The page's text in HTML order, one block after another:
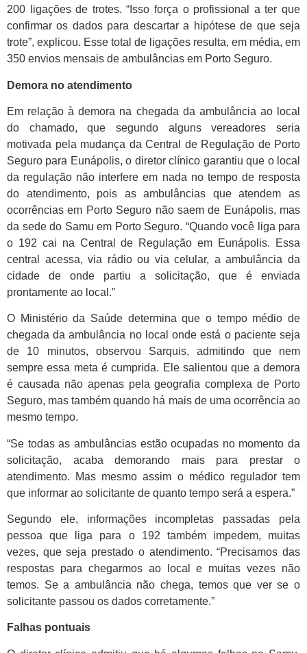
200 ligações de trotes. “Isso força o profissional a ter que
confirmar os dados para descartar a hipótese de que seja
trote”, explicou. Esse total de ligações resulta, em média, em
350 envios mensais de ambulâncias em Porto Seguro.
Demora no atendimento
Em relação à demora na chegada da ambulância ao local
do chamado, que segundo alguns vereadores seria
motivada pela mudança da Central de Regulação de Porto
Seguro para Eunápolis, o diretor clínico garantiu que o local
da regulação não interfere em nada no tempo de resposta
do atendimento, pois as ambulâncias que atendem as
ocorrências em Porto Seguro não saem de Eunápolis, mas
da sede do Samu em Porto Seguro. “Quando você liga para
o 192 cai na Central de Regulação em Eunápolis. Essa
central acessa, via rádio ou via celular, a ambulância da
cidade de onde partiu a solicitação, que é enviada
prontamente ao local.”
O Ministério da Saúde determina que o tempo médio de
chegada da ambulância no local onde está o paciente seja
de 10 minutos, observou Sarquis, admitindo que nem
sempre essa meta é cumprida. Ele salientou que a demora
é causada não apenas pela geografia complexa de Porto
Seguro, mas também quando há mais de uma ocorrência ao
mesmo tempo.
“Se todas as ambulâncias estão ocupadas no momento da
solicitação, acaba demorando mais para prestar o
atendimento. Mas mesmo assim o médico regulador tem
que informar ao solicitante de quanto tempo será a espera.”
Segundo ele, informações incompletas passadas pela
pessoa que liga para o 192 também impedem, muitas
vezes, que seja prestado o atendimento. “Precisamos das
respostas para chegarmos ao local e muitas vezes não
temos. Se a ambulância não chega, temos que ver se o
solicitante passou os dados corretamente.”
Falhas pontuais